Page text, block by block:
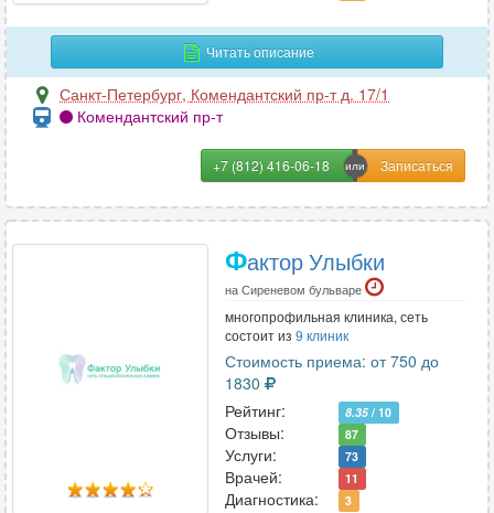
Эндокринология 146
Эпилептология
Читать описание
Санкт-Петербург, Комендантский пр-т д. 17/1
Комендантский пр-т
+7 (812) 416-06-18
Фактор Улыбки
на Сиреневом бульваре
многопрофильная клиника, сеть
состоит из 9 клиник
Стоимость приема: от 750 до
1830
Рейтинг:
8.35/ 10
Отзывы: 87
Услуги: 73
Врачей: 11
Диагностика: 3